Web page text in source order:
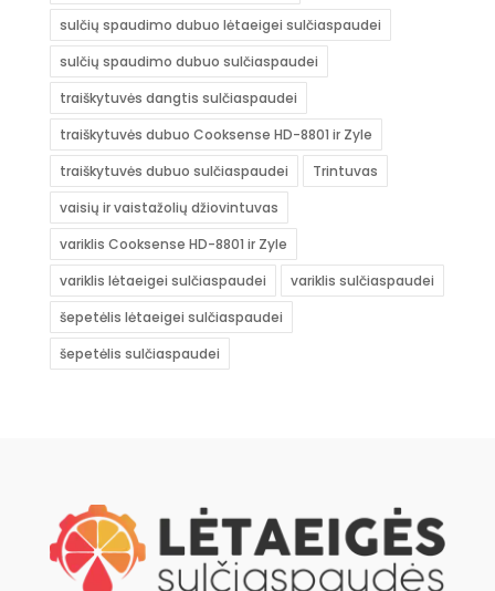
sulčių spaudimo dubuo lėtaeigei sulčiaspaudei
sulčių spaudimo dubuo sulčiaspaudei
traiškytuvės dangtis sulčiaspaudei
traiškytuvės dubuo Cooksense HD-8801 ir Zyle
traiškytuvės dubuo sulčiaspaudei
Trintuvas
vaisių ir vaistažolių džiovintuvas
variklis Cooksense HD-8801 ir Zyle
variklis lėtaeigei sulčiaspaudei
variklis sulčiaspaudei
šepetėlis lėtaeigei sulčiaspaudei
šepetėlis sulčiaspaudei